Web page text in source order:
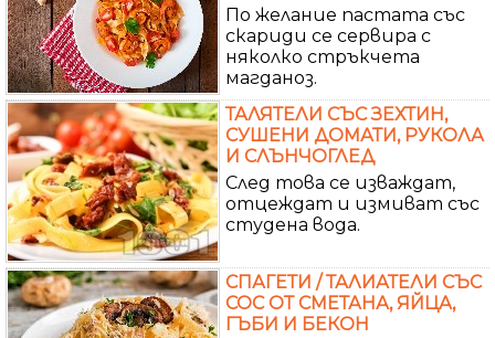
По желание пастата със
скариди се сервира с
няколко стръкчета
магданоз.
ТАЛЯТЕЛИ СЪС ЗЕХТИН,
СУШЕНИ ДОМАТИ, РУКОЛА
И СЛЪНЧОГЛЕД
След това се изваждат,
отцеждат и измиват със
студена вода.
СПАГЕТИ / ТАЛИАТЕЛИ СЪС
СОС ОТ СМЕТАНА, ЯЙЦА,
ГЪБИ И БЕКОН